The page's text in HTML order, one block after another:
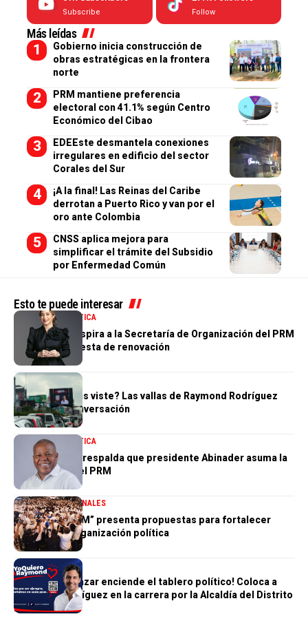
Subscribe Follow
Más leídas
Gobierno inicia construcción de
obras estratégicas en la frontera
norte
PRM mantiene preferencia
electoral con 41.1% según Centro
Económico del Cibao
EDEEste desmantela conexiones
irregulares en edificio del sector
Corales del Sur
¡A la final! Las Reinas del Caribe
derrotan a Puerto Rico y van por el
oro ante Colombia
CNSS aplica mejora para
simplificar el trámite del Subsidio
por Enfermedad Común
Esto te puede interesar
NACIONALES POLÍTICA
Gloria Reyes aspira a la Secretaría de Organización del PRM
con una propuesta de renovación
POLÍTICA
¿Tú también las viste? Las vallas de Raymond Rodríguez
dominan la conversación
NACIONALES POLÍTICA
Adán Peguero respalda que presidente Abinader asuma la
presidencia del PRM
DESTACADANACIONALES
“Hablemos PRM” presenta propuestas para fortalecer
futuro de la organización política
POLÍTICA
Humberto Salazar enciende el tablero político! Coloca a
Raymond Rodríguez en la carrera por la Alcaldía del Distrito
Nacional